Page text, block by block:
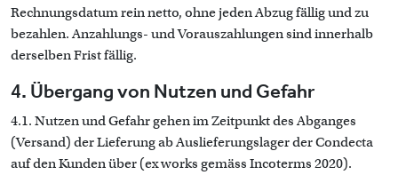
Rechnungsdatum rein netto, ohne jeden Abzug fällig und zu
bezahlen. Anzahlungs- und Vorauszahlungen sind innerhalb
derselben Frist fällig.
4. Übergang von Nutzen und Gefahr
4.1. Nutzen und Gefahr gehen im Zeitpunkt des Abganges
(Versand) der Lieferung ab Auslieferungslager der Condecta
auf den Kunden über (ex works gemäss Incoterms 2020).